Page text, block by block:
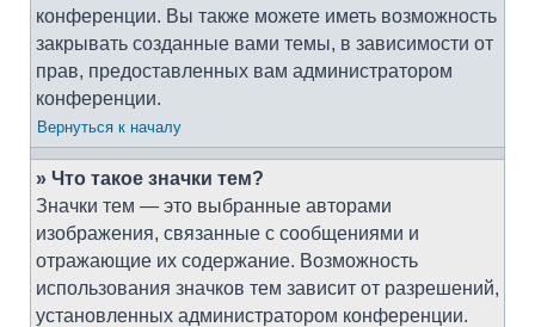
конференции. Вы также можете иметь возможность
закрывать созданные вами темы, в зависимости от
прав, предоставленных вам администратором
конференции.
Вернуться к началу
» Что такое значки тем?
Значки тем — это выбранные авторами
изображения, связанные с сообщениями и
отражающие их содержание. Возможность
использования значков тем зависит от разрешений,
установленных администратором конференции.